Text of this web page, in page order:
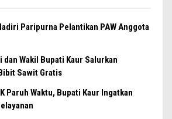
Paripurna Pelantikan PAW Anggota
Wakil Bupati Kaur Salurkan
Sawit Gratis
Paruh Waktu, Bupati Kaur Ingatkan